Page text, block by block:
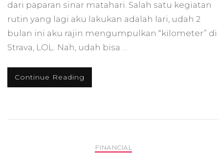
dari paparan sinar matahari. Salah satu kegiatan
rutin yang lagi aku lakukan adalah lari, udah 2
bulan ini aku rajin mengumpulkan “kilometer” di
Strava, LOL. Nah, udah bisa …
Continue Reading
FINANCIAL